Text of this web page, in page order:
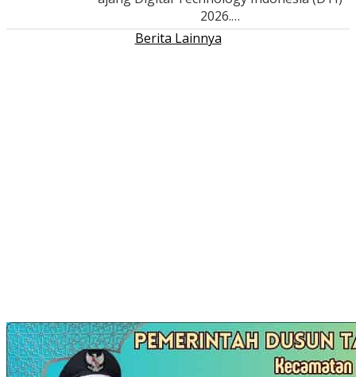
2026.…
Berita Lainnya